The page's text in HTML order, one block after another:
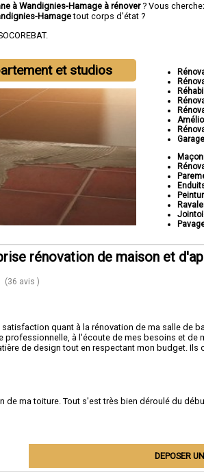
à Wandignies-Hamage à rénover? Vous
Hamagetout corps d'état ?
et studios
Garage
rénovation de maison et
(36 avis )
quant à la rénovation de ma salle de
à l'écoute de mes besoins et de
de design tout en respectant mon budget.
de ma toiture. Tout s'est très bien déroulé du
DEPOSER